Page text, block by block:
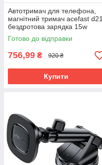
Автотримач для телефона,
магнітний тримач acefast d21
бездротова зарядка 15w
чорний алюміній
Готово до відправки
756,99 ₴ 920 ₴
Купити